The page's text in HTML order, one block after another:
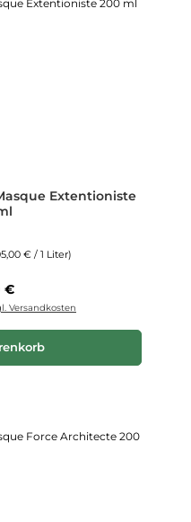
Extentioniste
€ / 1 Liter)
Preis:
€
Versandkosten